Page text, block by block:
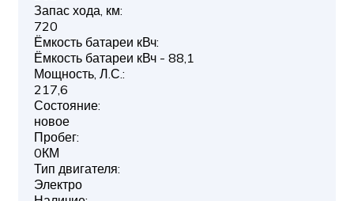
Запас хода, км:
720
Ёмкость батареи кВч:
Ёмкость батареи кВч - 88,1
Мощность, Л.С.:
217,6
Состояние:
новое
Пробег:
0КМ
Тип двигателя:
Электро